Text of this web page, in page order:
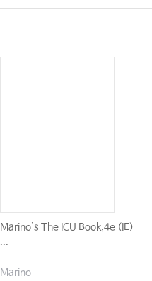
Marino`s The ICU Book,4e (IE)
...
Marino